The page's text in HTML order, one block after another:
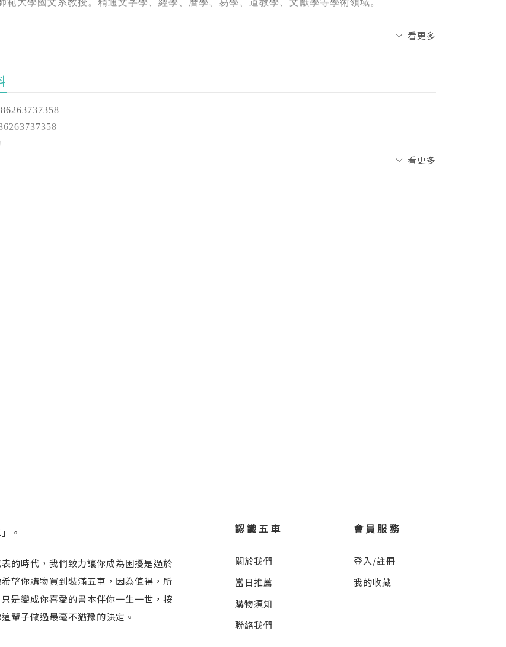
部頒布之「常用字」及「次常用字」，完全符合學習語文表達之需求。
最新頒布的「國語一字多音審訂表」，並將所屬音讀分類，方便查閱。
均有例詞，每一例詞均附造句範例，幫助學生正確活用該字詞。
首的詞語提供查詢，增進學生運用詞語的能力，如「天」字收錄之非詞首詞語「歡天喜地」，可
範大學國文系教授。 精通文字學、經學、曆學、易學、道教學、文獻學等學術領域。
看更多
看更多
。
的時代，我們致力讓你成為困擾是過於
望你購物買到裝滿五車，因為值得，所
是變成你喜愛的書本伴你一生一世，按
輩子做過最毫不猶豫的決定。
認識五車
關於我們
當日推薦
購物須知
聯絡我們
會員服務
登入/註冊
我的收藏